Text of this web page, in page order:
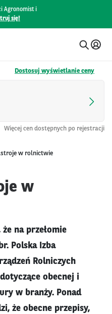
Agronomist i
się!
Dostosuj wyświetlanie ceny
Więcej cen dostępnych po rejestracji
w rolnictwie
w
na przełomie
Polska Izba
Rolniczych
obecnej i
w branży. Ponad
że obecne przepisy,